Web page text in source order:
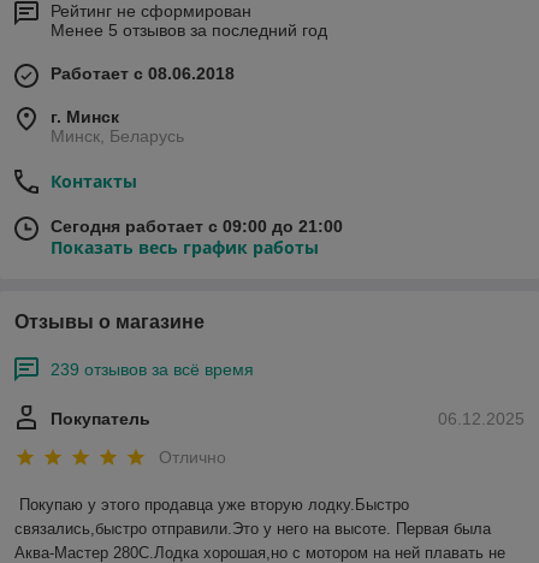
Рейтинг не сформирован
Менее 5 отзывов за последний год
Работает с 08.06.2018
г. Минск
Минск, Беларусь
Контакты
Сегодня работает с 09:00 до 21:00
Показать весь график работы
Отзывы о магазине
239 отзывов за всё время
06.12.2025
Покупатель
Отлично
Покупаю у этого продавца уже вторую лодку.Быстро
связались,быстро отправили.Это у него на высоте. Первая была
Аква-Мастер 280С.Лодка хорошая,но с мотором на ней плавать не